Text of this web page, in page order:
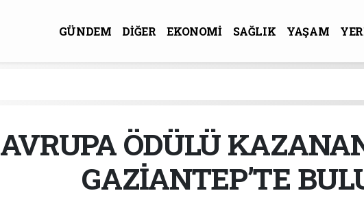
GÜNDEM DİĞER EKONOMİ SAĞLIK YAŞAM
AVRUPA ÖDÜLÜ
GAZİANTEP’TE